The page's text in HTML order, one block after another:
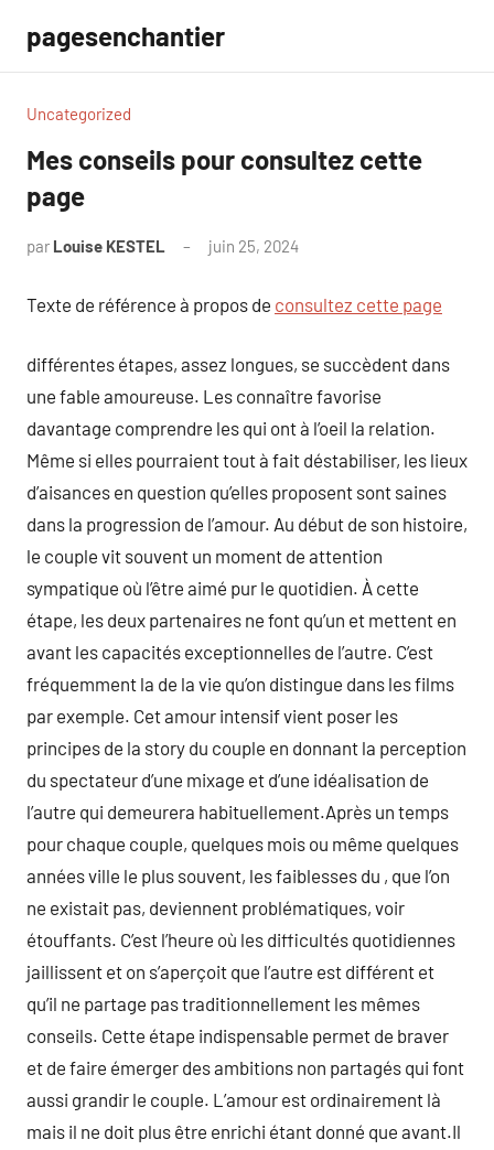
contenu
pagesenchantier
Uncategorized
Mes conseils pour consultez cette
page
par Louise KESTEL juin 25, 2024
Texte de référence à propos de consultez cette page
différentes étapes, assez longues, se succèdent dans
une fable amoureuse. Les connaître favorise
davantage comprendre les qui ont à l’oeil la relation.
Même si elles pourraient tout à fait déstabiliser, les lieux
d’aisances en question qu’elles proposent sont saines
dans la progression de l’amour. Au début de son histoire,
le couple vit souvent un moment de attention
sympatique où l’être aimé pur le quotidien. À cette
étape, les deux partenaires ne font qu’un et mettent en
avant les capacités exceptionnelles de l’autre. C’est
fréquemment la de la vie qu’on distingue dans les films
par exemple. Cet amour intensif vient poser les
principes de la story du couple en donnant la perception
du spectateur d’une mixage et d’une idéalisation de
l’autre qui demeurera habituellement.Après un temps
pour chaque couple, quelques mois ou même quelques
années ville le plus souvent, les faiblesses du , que l’on
ne existait pas, deviennent problématiques, voir
étouffants. C’est l’heure où les difficultés quotidiennes
jaillissent et on s’aperçoit que l’autre est différent et
qu’il ne partage pas traditionnellement les mêmes
conseils. Cette étape indispensable permet de braver
et de faire émerger des ambitions non partagés qui font
aussi grandir le couple. L’amour est ordinairement là
mais il ne doit plus être enrichi étant donné que avant.Il